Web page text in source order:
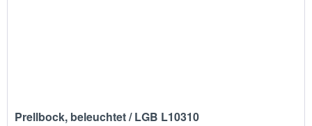
Prellbock, beleuchtet / LGB L10310